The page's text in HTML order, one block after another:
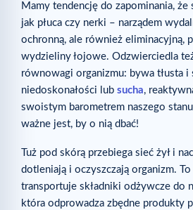
Mamy tendencję do zapominania,
jak płuca czy nerki – narządem
ochronną, ale również eliminacyjną,
wydzieliny łojowe. Odzwierciedla
równowagi organizmu: bywa tłusta i
niedoskonałości lub sucha,
swoistym barometrem naszego
ważne jest, by o nią dbać!
Tuż pod skórą przebiega sieć żył i
dotleniają i oczyszczają organizm.
transportuje składniki odżywcze do
która odprowadza zbędne produkty